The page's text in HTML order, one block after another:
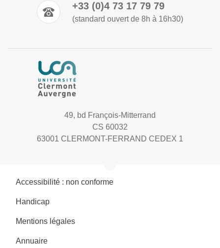
+33 (0)4 73 17 79 79
(standard ouvert de 8h à 16h30)
49, bd François-Mitterrand
CS 60032
63001 CLERMONT-FERRAND CEDEX 1
Accessibilité : non conforme
Handicap
Mentions légales
Annuaire